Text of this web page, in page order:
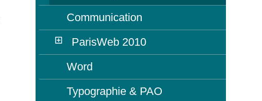
Communication
ParisWeb 2010
Word
Typographie & PAO